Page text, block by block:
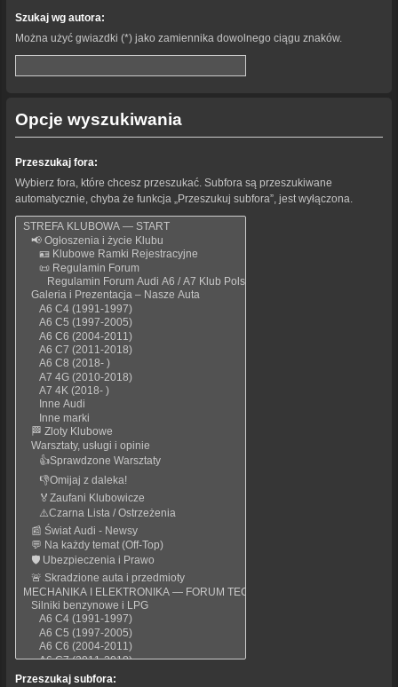
Szukaj wg autora:
Można użyć gwiazdki (*) jako zamiennika dowolnego ciągu znaków.
Opcje wyszukiwania
Przeszukaj fora:
Wybierz fora, które chcesz przeszukać. Subfora są przeszukiwane
automatycznie, chyba że funkcja „Przeszukuj subfora”, jest wyłączona.
Przeszukaj subfora: